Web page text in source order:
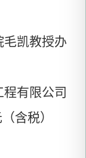
凯教授办
有限公司
含税）